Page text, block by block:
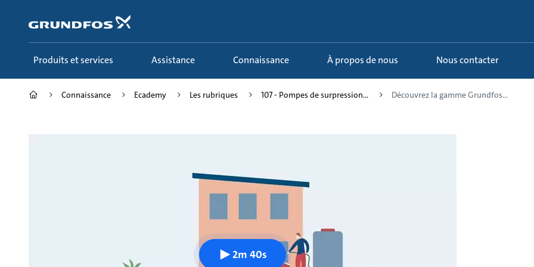
principal
Produits et services Assistance Connaissance À propos de nous Nous contacter
Connaissance Ecademy Les rubriques 107 - Pompes de surpression... Découvrez la gamme Grundfos...
2m 40s